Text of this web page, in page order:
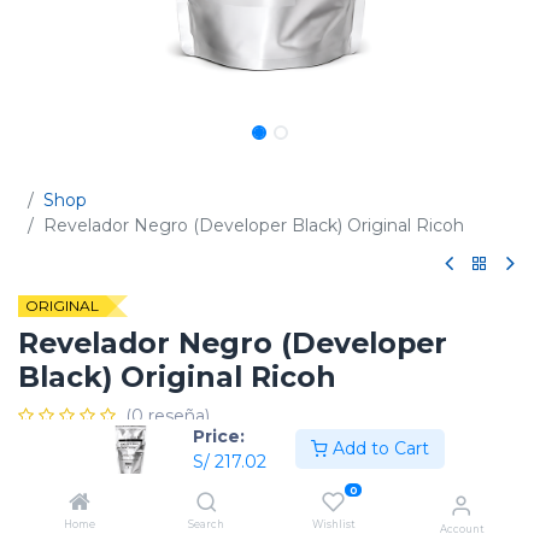
Price:
S/ 217.02
Add to Cart
Home Search
0
Wishlist Account
Shop
Revelador Negro (Developer Black) Original Ricoh
ORIGINAL
Revelador Negro (Developer
Black) Original Ricoh
(0 reseña)
D1979641